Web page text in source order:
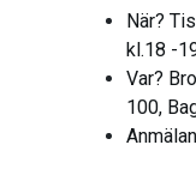
När?
kl.18 -
Var?
100,